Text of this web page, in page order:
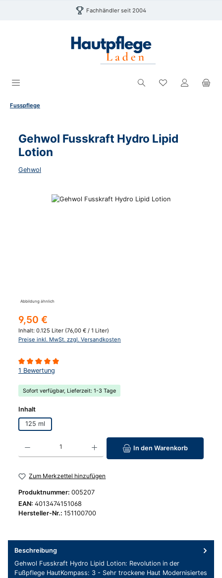
Zum Hauptinhalt springen Fachhändler seit 2004
Du hast 0
Fusspflege
Gehwol Fusskraft Hydro Lipid
Lotion
Gehwol
Bildergalerie überspringen
Abbildung ähnlich
Regulärer Preis:
9,50 €
Inhalt: 0.125 Liter (76,00 € / 1 Liter)
Preise inkl. MwSt. zzgl. Versandkosten
Durchschnittliche Bewertung von 5 von 5 Sternen
1 Bewertung
Sofort verfügbar, Lieferzeit: 1-3 Tage
Inhaltauswählen
125 ml
Produkt Anzahl: Gib den gewünschten Wert ein oder benutze die
In den Warenkorb
Zum Merkzettel hinzufügen
Produktnummer: 005207
EAN: 4013474151068
Hersteller-Nr.: 151100700
Beschreibung
Gehwol Fusskraft Hydro Lipid Lotion: Revolution in der
Fußpflege HautKompass: 3 - Sehr trockene Haut Modernisiertes